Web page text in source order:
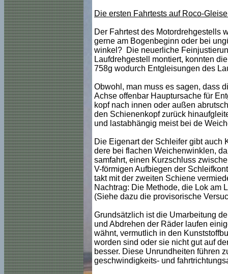
Die ersten Fahrtests auf Roco-
Der Fahrtest des Motordrehgestells
gerne am Bogenbeginn oder bei
winkel? Die neuerliche
Laufdrehgestell montiert, konnten
758g wodurch Entgleisungen des
Obwohl, man muss es sagen, dass
Achse offenbar Hauptursache für
kopf nach innen oder außen
den Schienenkopf zurück
und lastabhängig meist bei de
Die Eigenart der Schleifer gibt auch
dere bei flachen Weichenwinklen,
samfahrt, einen Kurzschluss
V-förmigen Aufbiegen der
takt mit der zweiten Schiene
Nachtrag: Die Methode, die Lok am
(Siehe dazu die provisorische
Grundsätzlich ist die Umarbeitung
und Abdrehen der Räder laufen
wähnt, vermutlich in den
worden sind oder sie nicht gut auf
besser. Diese Unrundheiten führen
geschwindigkeits- und